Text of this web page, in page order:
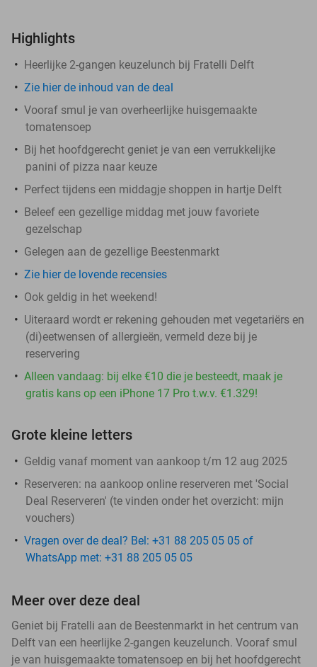
Highlights
Heerlijke 2-gangen keuzelunch bij Fratelli Delft
Zie hierde inhoud van de deal
Vooraf smul je van overheerlijke huisgemaakte
tomatensoep
Bij het hoofdgerecht geniet je van een verrukkelijke
panini of pizza naar keuze
Perfect tijdens een middagje shoppen in hartje Delft
Beleef een gezellige middag met jouw favoriete
gezelschap
Gelegen aan de gezellige Beestenmarkt
Zie hier de lovende recensies
Ook geldig in het weekend!
Uiteraard wordt er rekening gehouden met vegetariërs en
(di)eetwensen of allergieën, vermeld deze bij je
reservering
Alleen vandaag: bij elke €10 die je besteedt, maak je
gratis kans op een iPhone 17 Pro t.w.v. €1.329!
Grote kleine letters
Geldig vanaf moment van aankoop t/m 12 aug 2025
Reserveren: na aankoop online reserveren met 'Social
Deal Reserveren' (te vinden onder het overzicht: mijn
vouchers)
Vragen over de deal? Bel: +31 88 205 05 05 of
WhatsApp met: +31 88 205 05 05
Meer over deze deal
Geniet bij Fratelli aan de Beestenmarkt in het centrum van
Delft van een heerlijke 2-gangen keuzelunch. Vooraf smul
je van huisgemaakte tomatensoep en bij het hoofdgerecht